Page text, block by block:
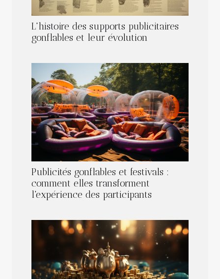
L'histoire des supports publicitaires
gonflables et leur évolution
Publicités gonflables et festivals :
comment elles transforment
l'expérience des participants